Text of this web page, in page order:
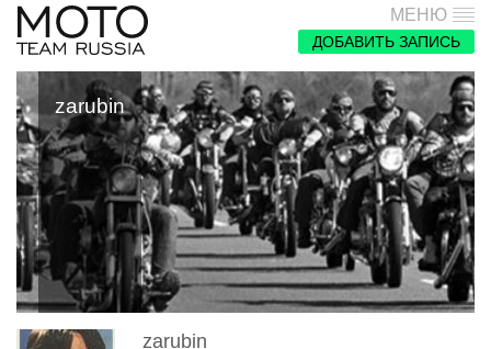
МЕНЮ
ДОБАВИТЬ ЗАПИСЬ
zarubin
zarubin